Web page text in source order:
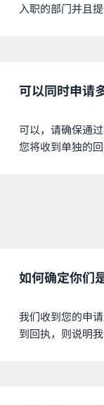
入职的部门并且
可以同时申请
可以，请确保通
您将收到单独的回
如何确定你们
我们收到您的申
到回执，则说明